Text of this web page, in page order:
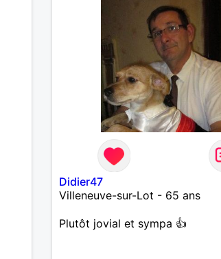
Didier47
Villeneuve-sur-Lot - 65 ans
Plutôt jovial et sympa 👍